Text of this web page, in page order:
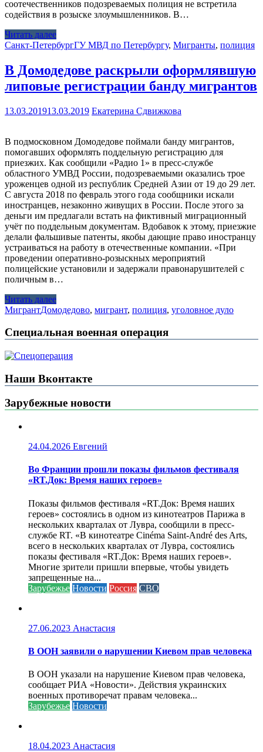
соотечественников подозреваемых полиция не встретила
содействия в розыске злоумышленников. В…
Читать далее
Санкт-ПетербургГУ МВД по Петербургу, Мигранты, полиция
В Домодедове раскрыли оформлявшую
липовые регистрации банду мигрантов
13.03.201913.03.2019 Екатерина Сдвижкова
В подмосковном Домодедове поймали банду мигрантов,
помогавших оформлять поддельную регистрацию для
приезжих. Как сообщили «Радио 1» в пресс-службе
областного УМВД России, подозреваемыми оказались трое
уроженцев одной из республик Средней Азии от 19 до 29 лет.
С августа 2018 по февраль этого года сообщники искали
иностранцев, незаконно живущих в России. После этого за
деньги им предлагали встать на фиктивный миграционный
учёт по поддельным документам. Вдобавок к этому, приезжие
делали фальшивые патенты, якобы дающие право иностранцу
устраиваться на работу в отечественные компании. «При
проведении оперативно-розыскных мероприятий
полицейские установили и задержали правонарушителей с
поличным в…
Читать далее
МигрантДомодедово, мигрант, полиция, уголовное дуло
Специальная военная операция
Наши Вконтакте
Зарубежные новости
24.04.2026 Евгений
Во Франции прошли показы фильмов фестиваля
«RT.Док: Время наших героев»
Показы фильмов фестиваля «RT.Док: Время наших
героев» состоялись в одном из кинотеатров Парижа в
нескольких кварталах от Лувра, сообщили в пресс-
службе RT. «В кинотеатре Cinéma Saint-André des Arts,
всего в нескольких кварталах от Лувра, состоялись
показы фестиваля «RT.Док: Время наших героев».
Многие зрители пришли впервые, чтобы увидеть
запрещенные на...
Зарубежье Новости Россия СВО
27.06.2023 Анастасия
В ООН заявили о нарушении Киевом прав человека
В ООН указали на нарушение Киевом прав человека,
сообщает РИА «Новости». Действия украинских
военных противоречат правам человека...
Зарубежье Новости
18.04.2023 Анастасия